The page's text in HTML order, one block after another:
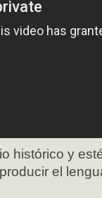
histórico y
el